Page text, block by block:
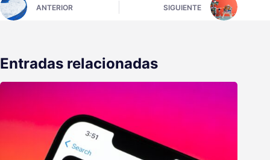
ANTERIOR SIGUIENTE
Entradas relacionadas